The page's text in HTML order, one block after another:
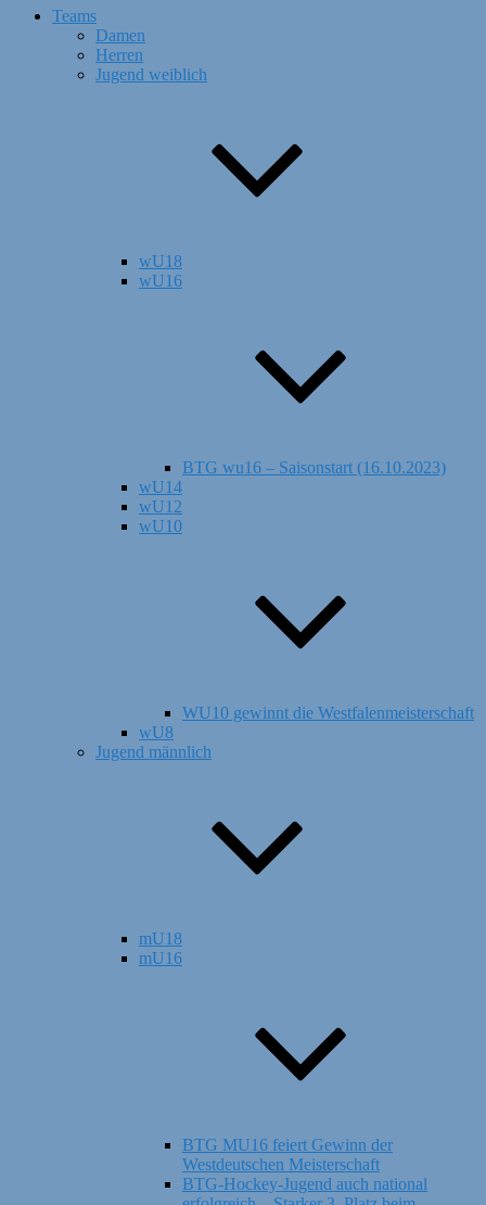
Teams
Damen
Herren
Jugend weiblich
wU18
wU16
BTG wu16 – Saisonstart (16.10.2023)
wU14
wU12
wU10
WU10 gewinnt die Westfalenmeisterschaft
wU8
Jugend männlich
mU18
mU16
BTG MU16 feiert Gewinn der
Westdeutschen Meisterschaft
BTG-Hockey-Jugend auch national